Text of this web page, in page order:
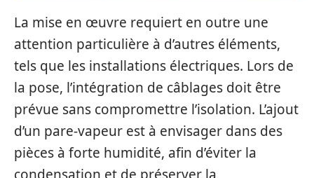
La mise en œuvre requiert en outre une
attention particulière à d’autres éléments,
tels que les installations électriques. Lors de
la pose, l’intégration de câblages doit être
prévue sans compromettre l’isolation. L’ajout
d’un pare-vapeur est à envisager dans des
pièces à forte humidité, afin d’éviter la
condensation et de préserver la